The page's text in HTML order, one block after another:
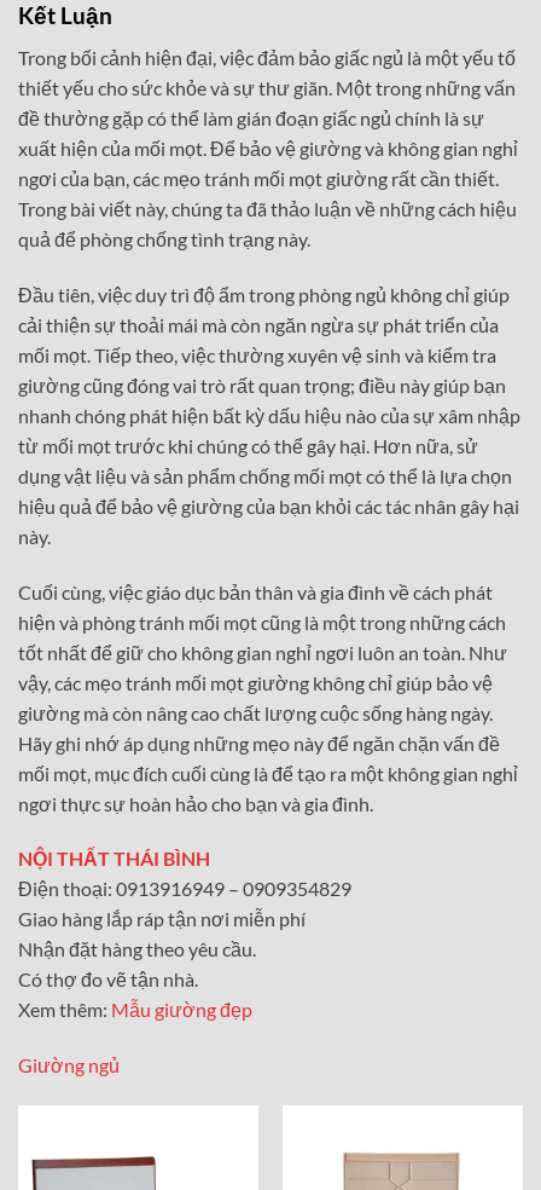
Kết Luận
Trong bối cảnh hiện đại, việc đảm bảo giấc ngủ là một yếu tố
thiết yếu cho sức khỏe và sự thư giãn. Một trong những vấn
đề thường gặp có thể làm gián đoạn giấc ngủ chính là sự
xuất hiện của mối mọt. Để bảo vệ giường và không gian nghỉ
ngơi của bạn, các mẹo tránh mối mọt giường rất cần thiết.
Trong bài viết này, chúng ta đã thảo luận về những cách hiệu
quả để phòng chống tình trạng này.
Đầu tiên, việc duy trì độ ẩm trong phòng ngủ không chỉ giúp
cải thiện sự thoải mái mà còn ngăn ngừa sự phát triển của
mối mọt. Tiếp theo, việc thường xuyên vệ sinh và kiểm tra
giường cũng đóng vai trò rất quan trọng; điều này giúp bạn
nhanh chóng phát hiện bất kỳ dấu hiệu nào của sự xâm nhập
từ mối mọt trước khi chúng có thể gây hại. Hơn nữa, sử
dụng vật liệu và sản phẩm chống mối mọt có thể là lựa chọn
hiệu quả để bảo vệ giường của bạn khỏi các tác nhân gây hại
này.
Cuối cùng, việc giáo dục bản thân và gia đình về cách phát
hiện và phòng tránh mối mọt cũng là một trong những cách
tốt nhất để giữ cho không gian nghỉ ngơi luôn an toàn. Như
vậy, các mẹo tránh mối mọt giường không chỉ giúp bảo vệ
giường mà còn nâng cao chất lượng cuộc sống hàng ngày.
Hãy ghi nhớ áp dụng những mẹo này để ngăn chặn vấn đề
mối mọt, mục đích cuối cùng là để tạo ra một không gian nghỉ
ngơi thực sự hoàn hảo cho bạn và gia đình.
NỘI THẤT THÁI BÌNH
Điện thoại: 0913916949 – 0909354829
Giao hàng lắp ráp tận nơi miễn phí
Nhận đặt hàng theo yêu cầu.
Có thợ đo vẽ tận nhà.
Xem thêm: Mẫu giường đẹp
Giường ngủ